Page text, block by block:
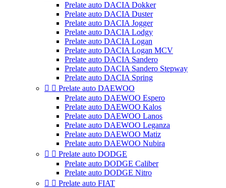
Prelate auto DACIA Dokker
Prelate auto DACIA Duster
Prelate auto DACIA Jogger
Prelate auto DACIA Lodgy
Prelate auto DACIA Logan
Prelate auto DACIA Logan MCV
Prelate auto DACIA Sandero
Prelate auto DACIA Sandero Stepway
Prelate auto DACIA Spring
  Prelate auto DAEWOO
Prelate auto DAEWOO Espero
Prelate auto DAEWOO Kalos
Prelate auto DAEWOO Lanos
Prelate auto DAEWOO Leganza
Prelate auto DAEWOO Matiz
Prelate auto DAEWOO Nubira
  Prelate auto DODGE
Prelate auto DODGE Caliber
Prelate auto DODGE Nitro
  Prelate auto FIAT